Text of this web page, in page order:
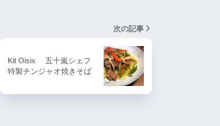
次の記事
Kit Oisix 五十嵐シェフ
特製チンジャオ焼きそば